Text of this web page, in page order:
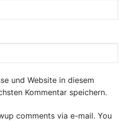
und Website in diesem
Kommentar speichern.
comments via e-mail. You